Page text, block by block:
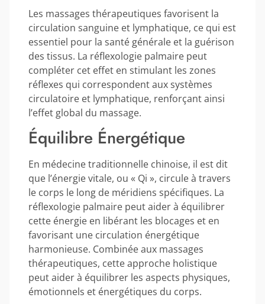
Les massages thérapeutiques favorisent la
circulation sanguine et lymphatique, ce qui est
essentiel pour la santé générale et la guérison
des tissus. La réflexologie palmaire peut
compléter cet effet en stimulant les zones
réflexes qui correspondent aux systèmes
circulatoire et lymphatique, renforçant ainsi
l’effet global du massage.
Équilibre Énergétique
En médecine traditionnelle chinoise, il est dit
que l’énergie vitale, ou « Qi », circule à travers
le corps le long de méridiens spécifiques. La
réflexologie palmaire peut aider à équilibrer
cette énergie en libérant les blocages et en
favorisant une circulation énergétique
harmonieuse. Combinée aux massages
thérapeutiques, cette approche holistique
peut aider à équilibrer les aspects physiques,
émotionnels et énergétiques du corps.